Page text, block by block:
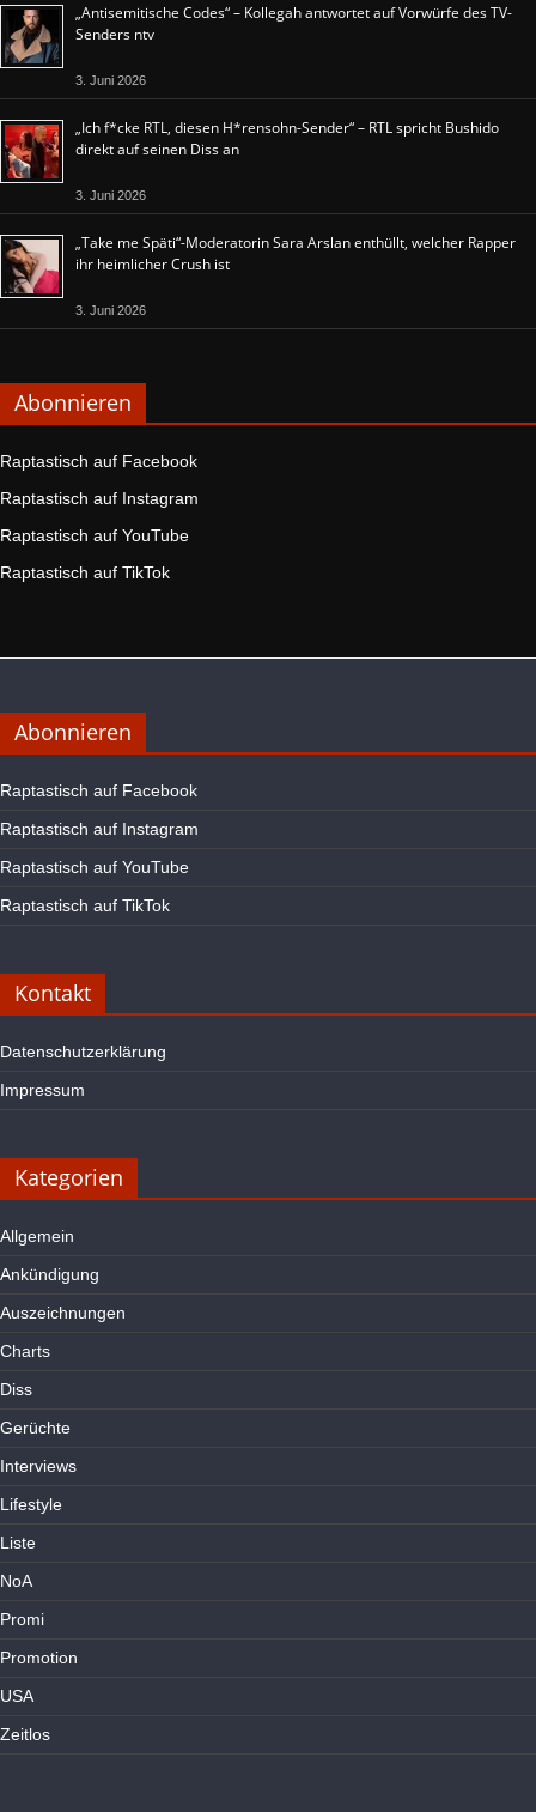
„Antisemitische Codes“ – Kollegah antwortet auf Vorwürfe des TV-
Senders ntv
3. Juni 2026
„Ich f*cke RTL, diesen H*rensohn-Sender“ – RTL spricht Bushido
direkt auf seinen Diss an
3. Juni 2026
„Take me Späti“-Moderatorin Sara Arslan enthüllt, welcher Rapper
ihr heimlicher Crush ist
3. Juni 2026
Abonnieren
Raptastisch auf Facebook
Raptastisch auf Instagram
Raptastisch auf YouTube
Raptastisch auf TikTok
Abonnieren
Raptastisch auf Facebook
Raptastisch auf Instagram
Raptastisch auf YouTube
Raptastisch auf TikTok
Kontakt
Datenschutzerklärung
Impressum
Kategorien
Allgemein
Ankündigung
Auszeichnungen
Charts
Diss
Gerüchte
Interviews
Lifestyle
Liste
NoA
Promi
Promotion
USA
Zeitlos